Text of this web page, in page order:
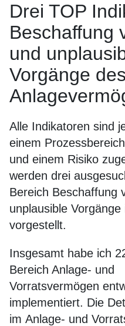
Drei TOP
Beschaffung
und
Vorgänge des
Alle Indikatoren sind
einem
und einem Risiko
werden drei
Bereich Beschaffung
unplausible
vorgestellt.
Insgesamt habe ich
Bereich Anlage- und
Vorratsvermögen
implementiert. Die
im Anlage- und